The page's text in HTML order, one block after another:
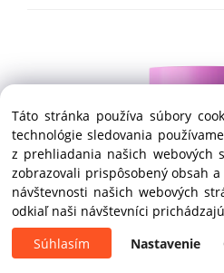
Telové maslo DuoLife Beauty
- 10% AKCIA
Táto stránka používa súbory
technológie sledovania
z prehliadania našich webových
zobrazovali prispôsobený obsah
návštevnosti našich webových
odkiaľ naši návštevníci
Súhlasím
Nastavenie